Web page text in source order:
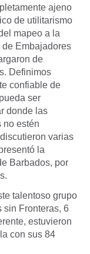
ajeno
de utilitarismo
mapeo a la
Embajadores
de
Definimos
confiable de
ser
donde las
no estén
varias
la
Barbados, por
talentoso grupo
sin Fronteras, 6
estuvieron
con sus 84